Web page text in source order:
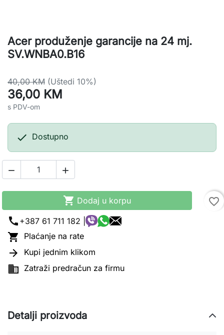
Acer produženje garancije na 24 mj.
SV.WNBA0.B16
40,00 KM (Uštedi 10%)
36,00 KM
s PDV-om
 Dostupno
 
 Dodaj u korpu
favorite_border
call +387 61 711 182 |
 Plaćanje na rate
 Kupi jednim klikom
 Zatraži predračun za firmu
Detalji proizvoda